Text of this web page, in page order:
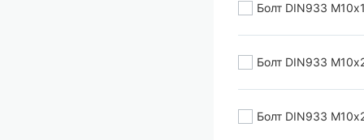
Болт DIN933
Болт DIN933
Болт DIN933